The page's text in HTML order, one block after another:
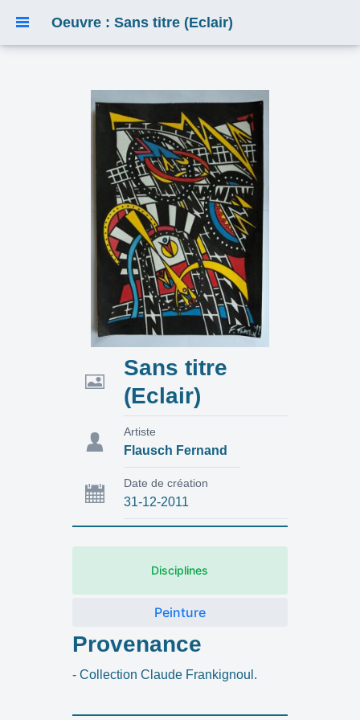
Oeuvre : Sans titre (Eclair)
Sans titre
(Eclair)
Flausch Fernand
Artiste
31-12-2011
Date de création
Disciplines
Peinture
Provenance
- Collection Claude Frankignoul.